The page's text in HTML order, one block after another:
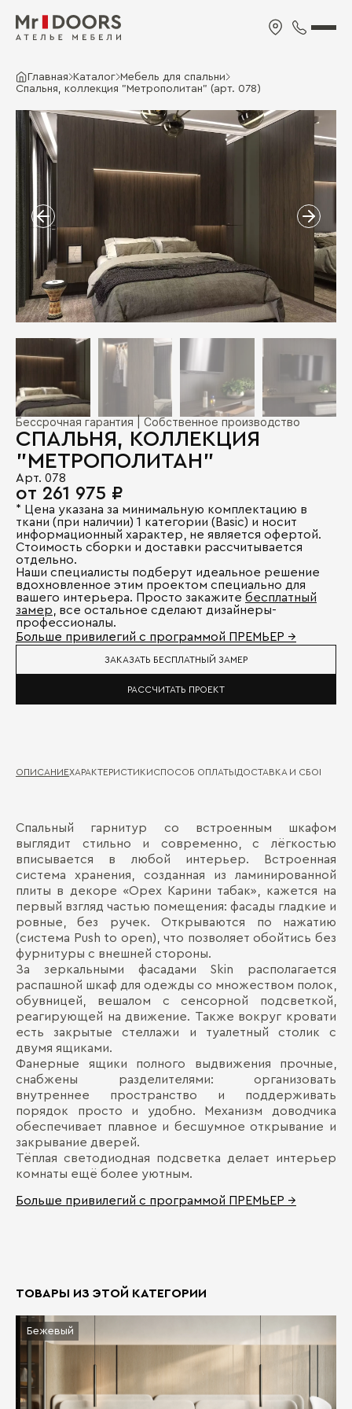
Главная Каталог Мебель для спальни
Спальня, коллекция "Метрополитан" (арт. 078)
Бессрочная гарантия | Собственное производство
СПАЛЬНЯ, КОЛЛЕКЦИЯ
"МЕТРОПОЛИТАН"
Арт. 078
от 261 975 ₽
* Цена указана за минимальную комплектацию в
ткани (при наличии) 1 категории (Basic) и носит
информационный характер, не является офертой.
Стоимость сборки и доставки рассчитывается
отдельно.
Наши специалисты подберут идеальное решение
вдохновленное этим проектом специально для
вашего интерьера. Просто закажите бесплатный
замер , все остальное сделают дизайнеры-
профессионалы.
Больше привилегий с программой ПРЕМЬЕР →
ЗАКАЗАТЬ БЕСПЛАТНЫЙ ЗАМЕР
РАССЧИТАТЬ ПРОЕКТ
ОПИСАНИЕХАРАКТЕРИСТИКИСПОСОБ ОПЛАТЫДОСТАВКА И СБОРКА
Спальный гарнитур со встроенным шкафом
выглядит стильно и современно, с лёгкостью
вписывается в любой интерьер. Встроенная
система хранения, созданная из ламинированной
плиты в декоре «Орех Карини табак», кажется на
первый взгляд частью помещения: фасады гладкие и
ровные, без ручек. Открываются по нажатию
(система Push to open), что позволяет обойтись без
фурнитуры с внешней стороны.
За зеркальными фасадами Skin располагается
распашной шкаф для одежды со множеством полок,
обувницей, вешалом с сенсорной подсветкой,
реагирующей на движение. Также вокруг кровати
есть закрытые стеллажи и туалетный столик с
двумя ящиками.
Фанерные ящики полного выдвижения прочные,
снабжены разделителями: организовать
внутреннее пространство и поддерживать
порядок просто и удобно. Механизм доводчика
обеспечивает плавное и бесшумное открывание и
закрывание дверей.
Тёплая светодиодная подсветка делает интерьер
комнаты ещё более уютным.
Больше привилегий с программой ПРЕМЬЕР →
ТОВАРЫ ИЗ ЭТОЙ КАТЕГОРИИ
Бежевый